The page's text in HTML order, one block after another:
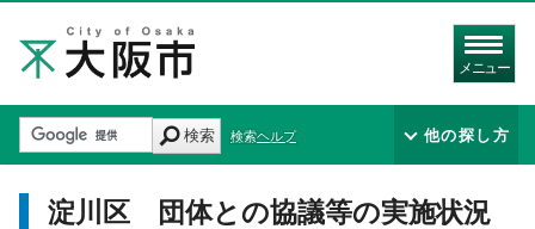
メニュー
検索 検索ヘルプ 他の探し方
淀川区 団体との協議等の実施状況